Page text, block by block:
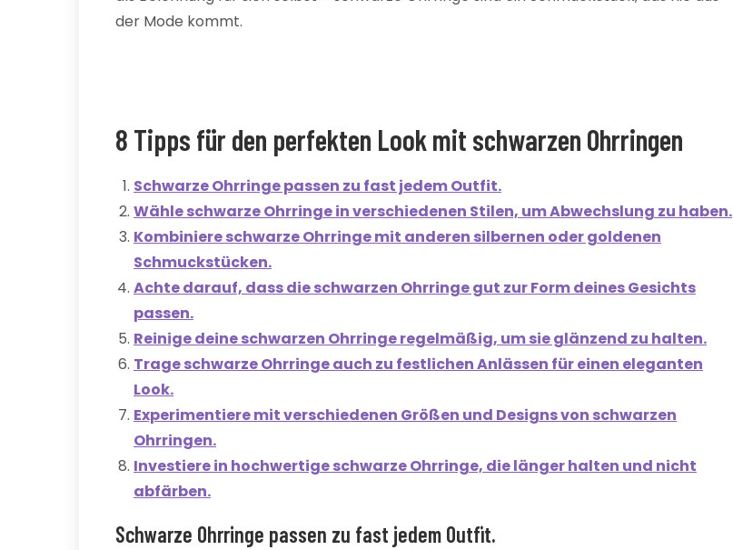
der Mode kommt.
8 Tipps für den perfekten Look mit schwarzen Ohrringen
Schwarze Ohrringe passen zu fast jedem Outfit.
Wähle schwarze Ohrringe in verschiedenen Stilen, um Abwechslung zu haben.
Kombiniere schwarze Ohrringe mit anderen silbernen oder goldenen
Schmuckstücken.
Achte darauf, dass die schwarzen Ohrringe gut zur Form deines Gesichts
passen.
Reinige deine schwarzen Ohrringe regelmäßig, um sie glänzend zu halten.
Trage schwarze Ohrringe auch zu festlichen Anlässen für einen eleganten
Look.
Experimentiere mit verschiedenen Größen und Designs von schwarzen
Ohrringen.
Investiere in hochwertige schwarze Ohrringe, die länger halten und nicht
abfärben.
Schwarze Ohrringe passen zu fast jedem Outfit.